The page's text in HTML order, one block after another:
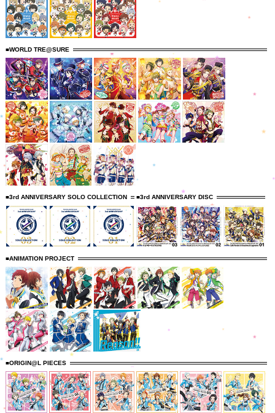
■WORLD TRE@SURE
■3rd ANNIVERSARY SOLO COLLECTION ■3rd ANNIVERSARY DISC
■ANIMATION PROJECT
■ORIGIN@L PIECES